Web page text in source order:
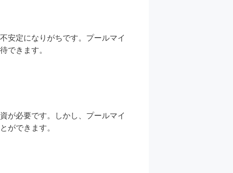
安定になりがちです。プールマイ
できます。
が必要です。しかし、プールマイ
ができます。